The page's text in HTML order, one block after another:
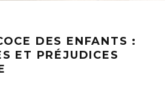
DES ENFANTS :
ET PRÉJUDICES